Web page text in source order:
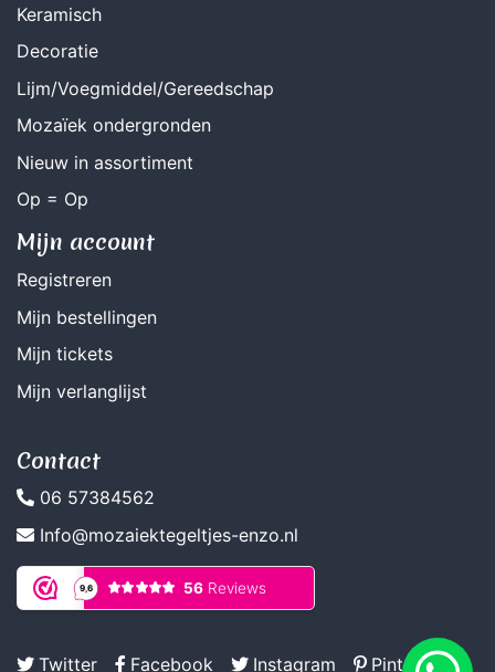
Keramisch
Decoratie
Lijm/Voegmiddel/Gereedschap
Mozaïek ondergronden
Nieuw in assortiment
Op = Op
Mijn account
Registreren
Mijn bestellingen
Mijn tickets
Mijn verlanglijst
Contact
06 57384562
Info@mozaiektegeltjes-enzo.nl
Twitter Facebook Instagram Pinterest